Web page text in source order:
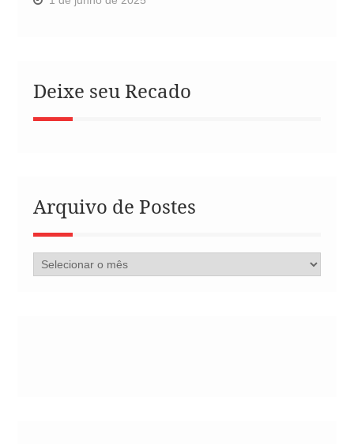
Deixe seu Recado
Arquivo de Postes
Arquivo
de